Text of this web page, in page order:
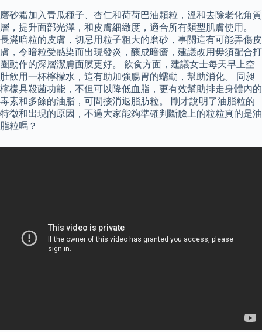
磨砂霜加入青瓜種子、杏仁和荷荷巴油顆粒，溫和去除老化角質
層，提升面部光澤，和皮膚細緻度，適合所有類型肌膚使用。
長滿暗粒的皮膚，切忌用粒子粗大的磨砂，事關這有可能弄傷皮
膚，令暗粒受感染而出現發炎，釀成暗瘡，建議改用毋須配合打
圈動作的深層潔膚面膜更好。 飲食方面，建議女士每天早上空
肚飲用一杯檸檬水，這有助加強腸胃的蠕動，幫助消化。 同昶
檸檬具殺菌功能，不但可以降低血脂，更有效幫助排走身體內的
毒素和多餘的油脂，可間接消退脂肪粒。 剛才說明了油脂粒的
特徵和出現的原因，不過大家能夠準確判斷臉上的粒粒真的是油
脂粒嗎？